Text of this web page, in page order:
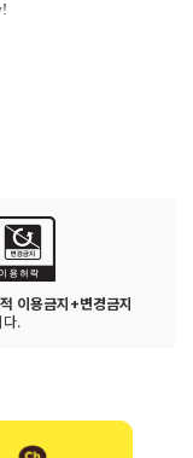
이용금지+변경금지
.